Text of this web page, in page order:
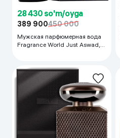
28 430 so'm/oyga
389 900450 000
Мужская парфюмерная вода
Fragrance World Just Aswad,